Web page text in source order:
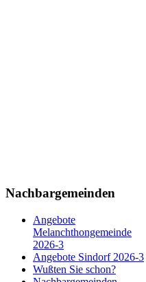
Nachbargemeinden
Angebote
Melanchthongemeinde
2026-3
Angebote Sindorf 2026-3
Wußten Sie schon?